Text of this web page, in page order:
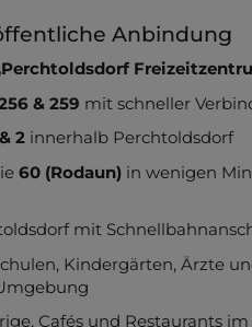
Anbindung
& 259 mit schneller
2 innerhalb Perchtoldsdorf
60 (Rodaun) in wenigen
mit
Kindergärten, Ärzte
Cafés und Restaurants